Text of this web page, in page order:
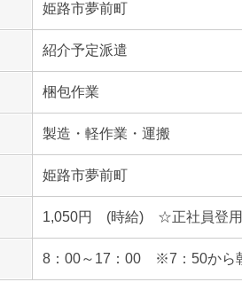
姫路市夢前町
紹介予定派遣
梱包作業
製造・軽作業・運搬
姫路市夢前町
1,050円 (時給) ☆正社員登
8：00～17：00 ※7：50から